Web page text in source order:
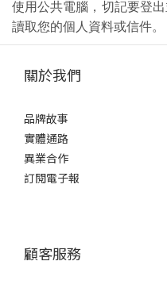
使用公共電腦，切記要登
讀取您的個人資料或信件。
關於我們
品牌故事
實體通路
異業合作
訂閱電子報
顧客服務